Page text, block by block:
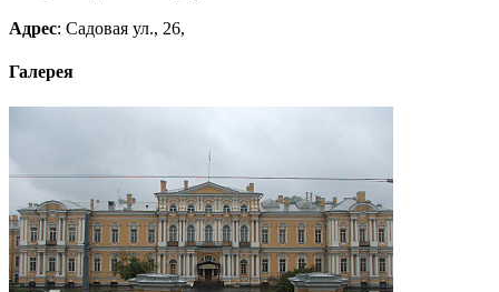
Адрес: Садовая ул., 26,
Галерея